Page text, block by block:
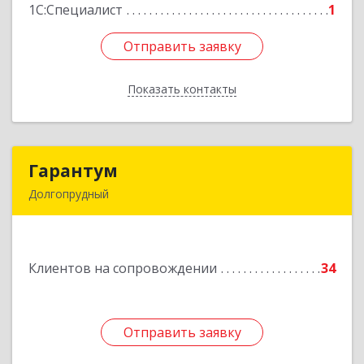
1С:Специалист 1
Отправить заявку
Показать контакты
Отправить заявку
Назад
Гарантум
Долгопрудный
Клиентов на сопровождении 34
Отправить заявку
Подробнее
Отправить заявку